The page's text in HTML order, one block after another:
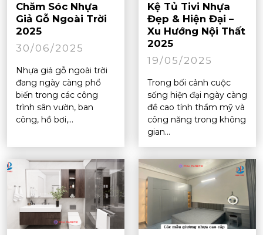
Chăm Sóc Nhựa
Giả Gỗ Ngoài Trời
2025
30/06/2025
Nhựa giả gỗ ngoài trời
đang ngày càng phổ
biến trong các công
trình sân vườn, ban
công, hồ bơi,...
Kệ Tủ Tivi Nhựa
Đẹp & Hiện Đại –
Xu Hướng Nội Thất
2025
19/05/2025
Trong bối cảnh cuộc
sống hiện đại ngày càng
đề cao tính thẩm mỹ và
công năng trong không
gian...